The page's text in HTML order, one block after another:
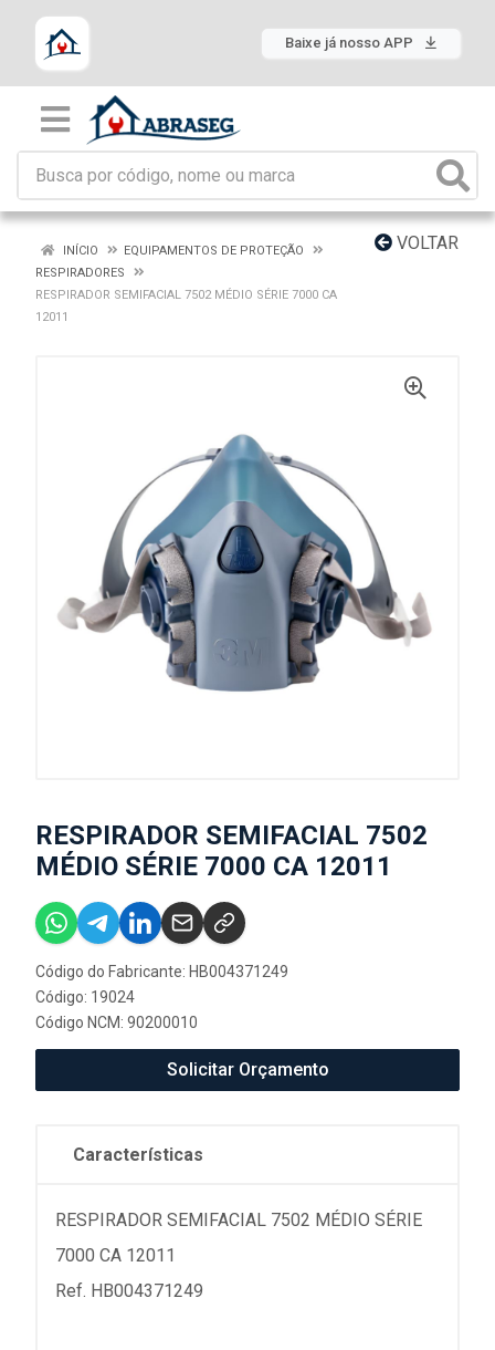
Baixe já nosso APP
VOLTAR
INÍCIO
EQUIPAMENTOS DE PROTEÇÃO
RESPIRADORES
RESPIRADOR SEMIFACIAL 7502 MÉDIO SÉRIE 7000 CA
12011
RESPIRADOR SEMIFACIAL 7502
MÉDIO SÉRIE 7000 CA 12011
Código do Fabricante: HB004371249
Código: 19024
Código NCM: 90200010
Solicitar Orçamento
Características
RESPIRADOR SEMIFACIAL 7502 MÉDIO SÉRIE
7000 CA 12011
Ref. HB004371249